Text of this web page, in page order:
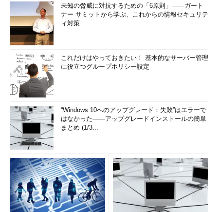
Windows Hyper-V Server 2008を利用する（TIPS）
Disk2vhdツールで物理ディスク環境をVHDファイルに変
換する（TIPS）
Windows 7／Windows Server 2008 R2でVHDファイルを
作成する
（TIPS）
他の仮想環境を利用するためにHyper-Vを一時的に無効に
する
（TIPS）
「Tech TIPS 」
未知の脅威に対抗するための「6原則」――ガート
ナー サミットから学ぶ、これからの情報セキュリテ
ィ対策
これだけはやっておきたい！ 基本的なサーバー管理
に役立つグループポリシー設定
“Windows 10へのアップグレード：失敗”はエラーで
はなかった――アップグレードインストールの簡単
まとめ (1/3...